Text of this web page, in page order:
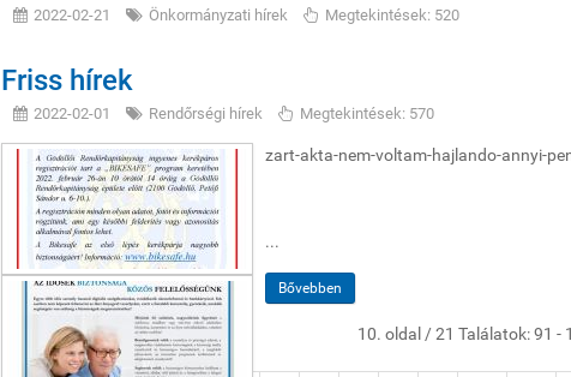
2022-02-21 Önkormányzati hírek Megtekintések: 520
Friss hírek
2022-02-01 Rendőrségi hírek Megtekintések: 570
zart-akta-nem-voltam-hajlando-annyi-
...
Bővebben
10. oldal / 21 Találatok: 91 -